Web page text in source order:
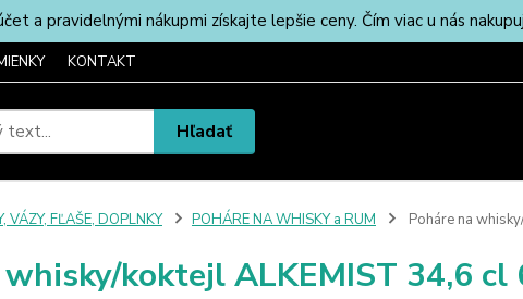
a pravidelnými nákupmi získajte lepšie ceny. Čím viac u nás
KONTAKT
Hľadať
VÁZY, FĽAŠE, DOPLNKY POHÁRE NA WHISKY a RUM Poháre na
whisky/koktejl ALKEMIST 34,6 cl